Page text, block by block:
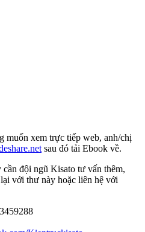
muốn xem trực tiếp web, anh/chị
sau đó tải Ebook về.
đội ngũ Kisato tư vấn thêm,
với thư này hoặc liên hệ với